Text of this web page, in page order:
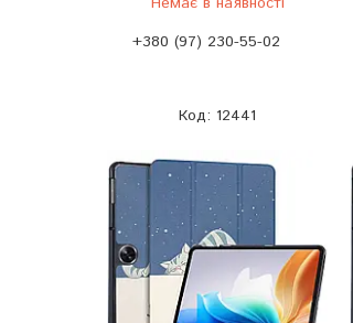
+380 (97) 230-55-02
12441